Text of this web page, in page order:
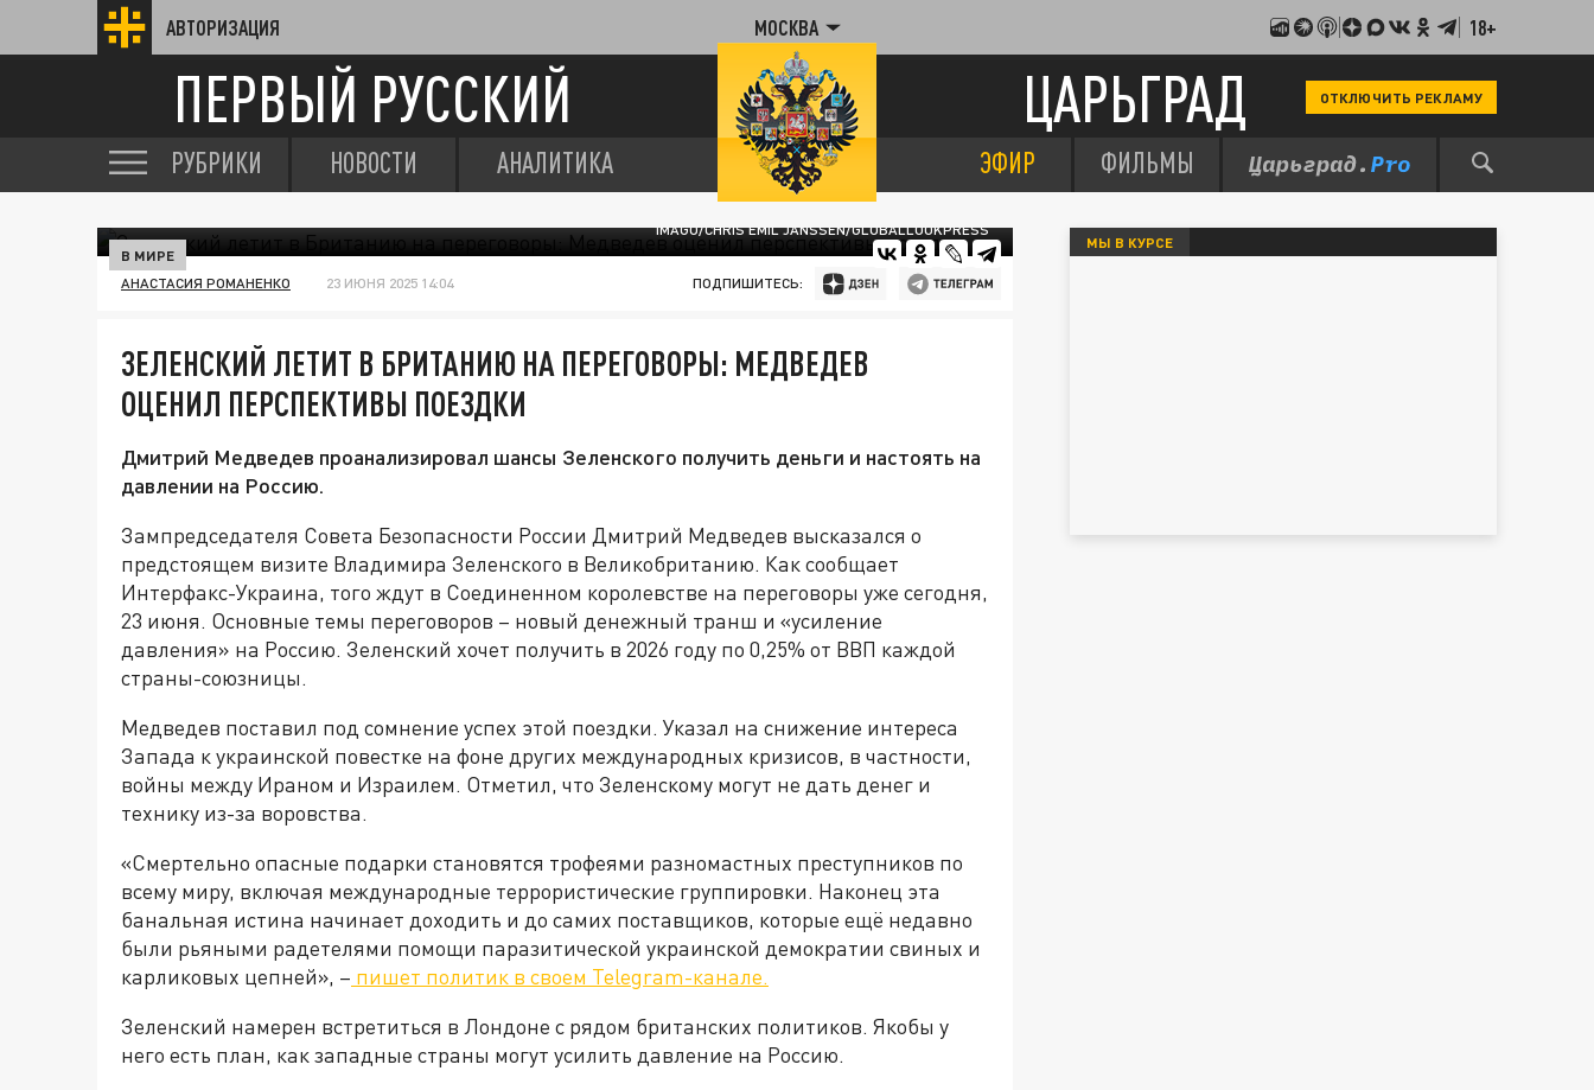
АВТОРИЗАЦИЯ МОСКВА 18+
ПЕРВЫЙ РУССКИЙ ЦАРЬГРАД ОТКЛЮЧИТЬ РЕКЛАМУ
РУБРИКИ НОВОСТИ АНАЛИТИКА ЭФИР ФИЛЬМЫ
IMAGO/CHRIS EMIL JANSSEN/GLOBALLOOKPRESS
В МИРЕ
АНАСТАСИЯ РОМАНЕНКО 23 ИЮНЯ 2025 14:04 ПОДПИШИТЕСЬ:
ЗЕЛЕНСКИЙ ЛЕТИТ В БРИТАНИЮ НА ПЕРЕГОВОРЫ: МЕДВЕДЕВ
ОЦЕНИЛ ПЕРСПЕКТИВЫ ПОЕЗДКИ
Дмитрий Медведев проанализировал шансы Зеленского получить деньги и настоять на
давлении на Россию.
Зампредседателя Совета Безопасности России Дмитрий Медведев высказался о
предстоящем визите Владимира Зеленского в Великобританию. Как сообщает
Интерфакс-Украина, того ждут в Соединенном королевстве на переговоры уже сегодня,
23 июня. Основные темы переговоров – новый денежный транш и «усиление
давления» на Россию. Зеленский хочет получить в 2026 году по 0,25% от ВВП каждой
страны-союзницы.
Медведев поставил под сомнение успех этой поездки. Указал на снижение интереса
Запада к украинской повестке на фоне других международных кризисов, в частности,
войны между Ираном и Израилем. Отметил, что Зеленскому могут не дать денег и
технику из-за воровства.
«Смертельно опасные подарки становятся трофеями разномастных преступников по
всему миру, включая международные террористические группировки. Наконец эта
банальная истина начинает доходить и до самих поставщиков, которые ещё недавно
были рьяными радетелями помощи паразитической украинской демократии свиных и
карликовых цепней», – пишет политик в своем Telegram-канале.
Зеленский намерен встретиться в Лондоне с рядом британских политиков. Якобы у
него есть план, как западные страны могут усилить давление на Россию.
МЫ В КУРСЕ